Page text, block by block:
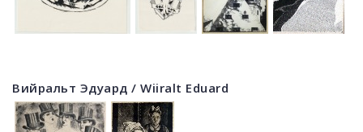
Вийральт Эдуард / Wiiralt Eduard